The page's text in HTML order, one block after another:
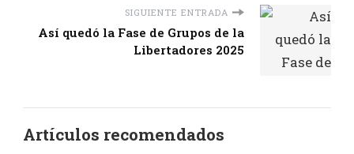
SIGUIENTE ENTRADA
Así quedó la Fase de Grupos de la
Libertadores 2025
Artículos recomendados